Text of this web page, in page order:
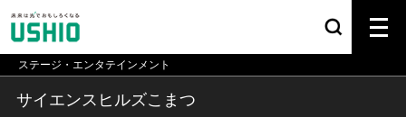
ステージ・エンタテインメント
サイエンスヒルズこまつ